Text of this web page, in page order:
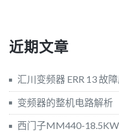
近期文章
汇川变频器 ERR 13 故
变频器的整机电路解析
西门子MM440-